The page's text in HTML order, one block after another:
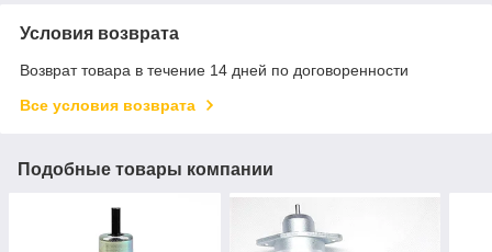
Условия возврата
Возврат товара в течение 14 дней по договоренности
Все условия возврата
Подобные товары компании